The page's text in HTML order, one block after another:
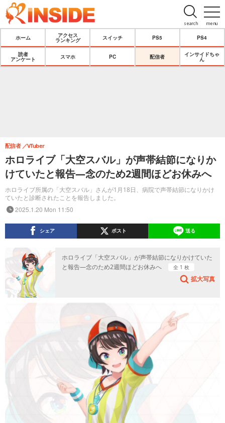
menu
search
ホーム
アクセス
ランキング
スイッチ PS5 PS4
読者
アンケート
スマホ PC 配信者
インサイドちゃ
ん
ホロライブ「大空スバル」が声帯結節になりか
けていたと報告―念のため2週間ほどお休みへ
ホロライブ所属の「大空スバル」さんが1月18日、病院で声帯結節になりかけ
ていたと診断されたことを報告しました。
配信者 VTuber
2025.1.20 Mon 11:50
シェア ポスト 送る
ホロライブ「大空スバル」が声帯結節になりかけていた
と報告―念のため2週間ほどお休みへ
全 1 枚
拡大写真